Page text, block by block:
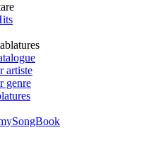
artiste
genre